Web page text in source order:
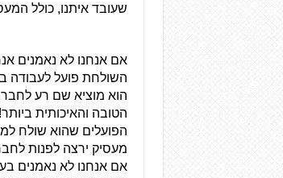
שעובד איתנו, כולל
הטובה והאיכותית ביותר!
מעסיק ירצה לפנות